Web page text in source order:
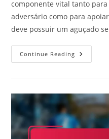
componente vital tanto
adversário como para
deve possuir um aguçado
Continue Reading Médio
Defensivo
2:
Jogo,
Apoiar
A